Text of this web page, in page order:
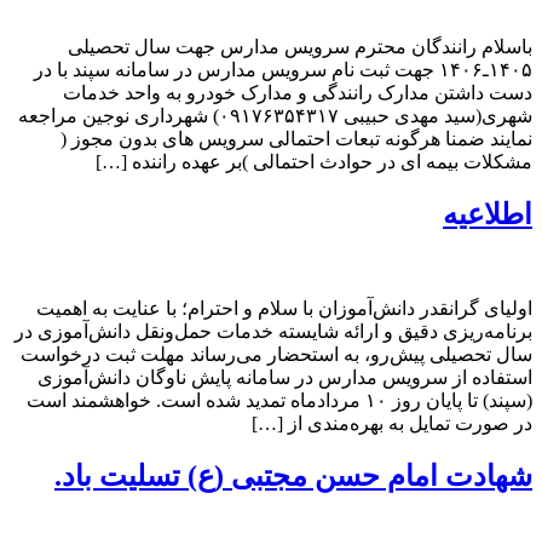
باسلام رانندگان محترم سرویس مدارس جهت سال تحصیلی
۱۴۰۵ـ۱۴۰۶ جهت ثبت نام سرویس مدارس در سامانه سپند با در
دست داشتن مدارک رانندگی و مدارک خودرو به واحد خدمات
شهری(سید مهدی حبیبی ۰۹۱۷۶۳۵۴۳۱۷) شهرداری نوجین مراجعه
نمایند ضمنا هرگونه تبعات احتمالی سرویس های بدون مجوز (
مشکلات بیمه ای در حوادث احتمالی )بر عهده راننده […]
اطلاعیه
اولیای گرانقدر دانش‌آموزان با سلام و احترام؛ با عنایت به اهمیت
برنامه‌ریزی دقیق و ارائه شایسته خدمات حمل‌ونقل دانش‌آموزی در
سال تحصیلی پیش‌رو، به استحضار می‌رساند مهلت ثبت درخواست
استفاده از سرویس مدارس در سامانه پایش ناوگان دانش‌آموزی
(سپند) تا پایان روز ۱۰ مردادماه تمدید شده است. خواهشمند است
در صورت تمایل به بهره‌مندی از […]
شهادت امام حسن مجتبی (ع) تسلیت باد.